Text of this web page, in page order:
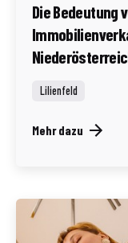
Die Bedeutung
Lilienfeld
Mehr dazu